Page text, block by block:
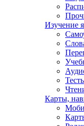
Изучение
Карты,